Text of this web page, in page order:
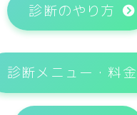
診断のやり方
診断メニュー・料金